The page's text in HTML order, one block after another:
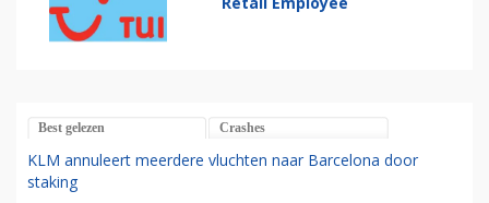
Best gelezen Crashes
KLM annuleert meerdere vluchten naar Barcelona door
staking